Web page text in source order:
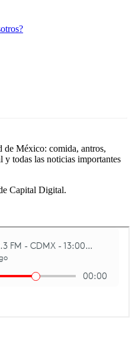
de México: comida, antros,
y todas las noticias importantes
Capital Digital.